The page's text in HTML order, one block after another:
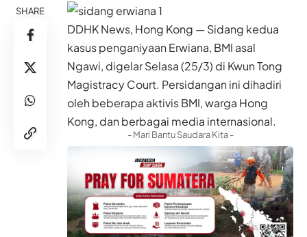
SHARE
DDHK News, Hong Kong — Sidang kedua
kasus penganiyaan Erwiana, BMI asal
Ngawi, digelar Selasa (25/3) di Kwun Tong
Magistracy Court. Persidangan ini dihadiri
oleh beberapa aktivis BMI, warga Hong
Kong, dan berbagai media internasional.
- Mari Bantu Saudara Kita -